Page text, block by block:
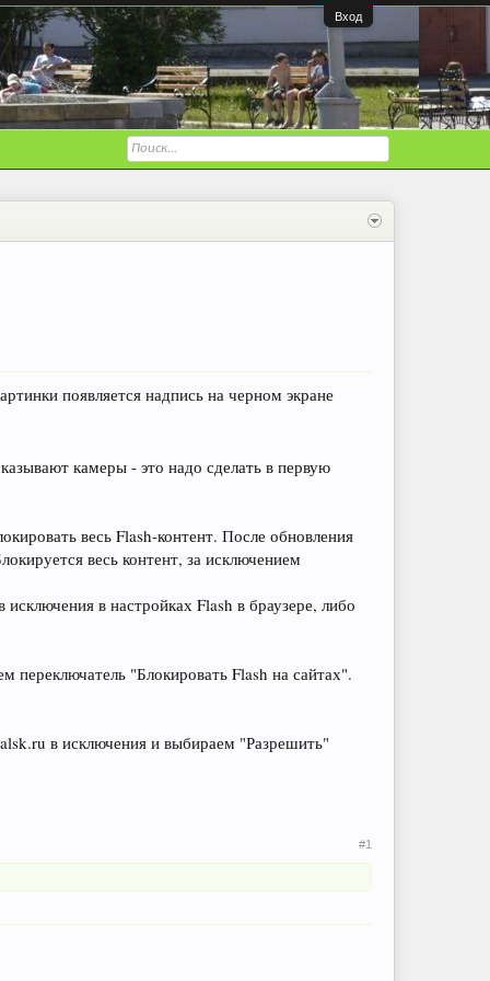
Вход
появляется надпись на черном экране
камеры - это надо сделать в первую
весь Flash-контент. После обновления
весь контент, за исключением
в настройках Flash в браузере, либо
"Блокировать Flash на сайтах".
в исключения и выбираем "Разрешить"
#1